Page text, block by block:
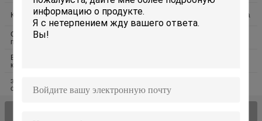
Кабель Lan локальных сетей
Инструменты испытания волокна
Сеть безопасностью
предприятия
Волоконно оптические
компоненты
электрическая система гибрида
солнечного ветра